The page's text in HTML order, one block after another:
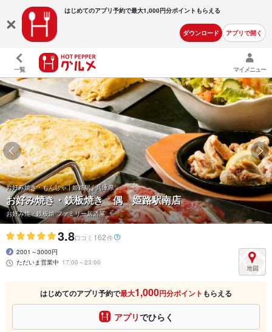
はじめてのアプリ予約で最大1,000円分ポイントもらえる
ダウンロード アプリで開く
一覧 マイメニュー
お好み焼き・もんじゃ | 姫路駅 | 兵庫県
お好み焼き・鉄板焼き 偶 姫路駅南店
お好み焼・鉄板焼 ファミリー居酒屋
3.8口コミ 162件
2001～3000円
ただいま営業中 17:00～23:00
はじめてのアプリ予約で最大1,000円分ポイント もらえる
アプリでひらく